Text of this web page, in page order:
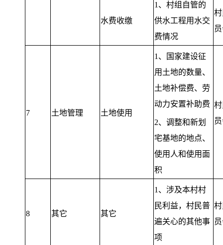
水费收缴
1、村组自管的
供水工程用水交
费情况
7 土地管理 土地使用
1、国家建设征
用土地的数量、
土地补偿费、劳
动力安置补助费
2、调整和新划
宅基地的地点、
使用人和使用面
积
8 其它 其它
1、涉及本村村
民利益，村民普
遍关心的其他事
项